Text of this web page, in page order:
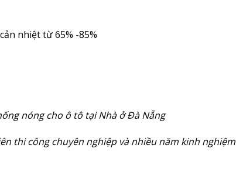
nhiệt từ 65% -85%
nóng cho ô tô tại Nhà ở Đà Nẵng
thi công chuyên nghiệp và nhiều năm kinh nghiệm